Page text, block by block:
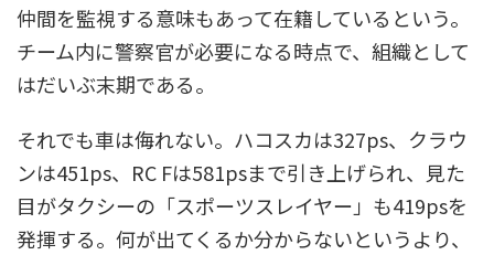
仲間を監視する意味もあって在籍しているという。
チーム内に警察官が必要になる時点で、組織として
はだいぶ末期である。
それでも車は侮れない。ハコスカは327ps、クラウ
ンは451ps、RC Fは581psまで引き上げられ、見た
目がタクシーの「スポーツスレイヤー」も419psを
発揮する。何が出てくるか分からないというより、